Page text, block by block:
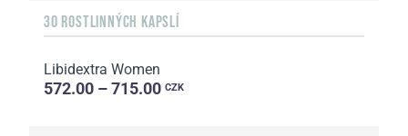
30 ROSTLINNÝCH KAPSLÍ
Libidextra Women
572.00 – 715.00 CZK